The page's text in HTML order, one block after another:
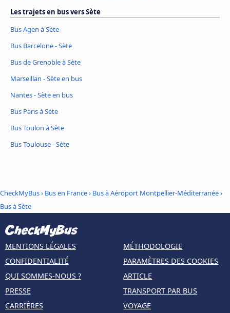
Les trajets en bus vers Sète
Bus Agen à Sète
Bus Barcelone - Sète
Bus de Grenoble à Sète
Marseillan - Sète en bus
Nantes - Sète en bus
Bus Paris à Sète
Bus Toulon à Sète
Bus Toulouse - Sète
CheckMyBus› Bus en France› Bus à Aéroport Montpellier-Méditerranée›
Bus à Sète
MENTIONS LÉGALES
CONFIDENTIALITÉ
QUI SOMMES-NOUS ?
PRESSE
CARRIÈRES
MÉTHODOLOGIE
PARAMÈTRES DES COOKIES
ARTICLE
TRANSPORT PAR BUS
VOYAGE